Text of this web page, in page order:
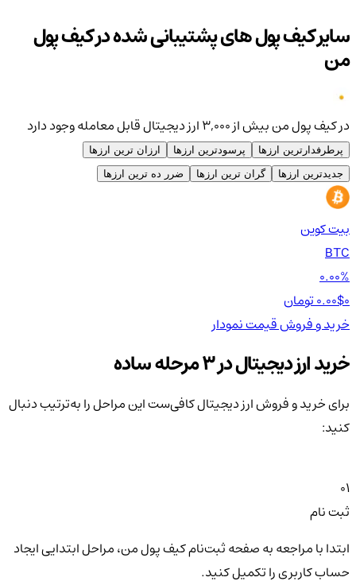
سایر کیف پول های پشتیبانی شده در کیف پول
من
در کیف پول من بیش از ۳,۰۰۰ ارز دیجیتال قابل معامله وجود دارد
پرطرفدارترین ارزها پرسودترین ارزها
ارزان ترین ارزها
جدیدترین ارزها
گران ترین ارزها ضرر ده ترین ارزها
بیت کوین
BTC
0.00%
0.00$
خرید و فروشقیمتنمودار
خرید ارز دیجیتال در 3 مرحله ساده
برای خرید و فروش ارز دیجیتال کافی‌ست این مراحل را به‌ترتیب دنبال
کنید:
01
ثبت نام
ابتدا با مراجعه به صفحه ثبت‌نام کیف‌ پول من، مراحل ابتدایی ایجاد
حساب کاربری را تکمیل کنید.